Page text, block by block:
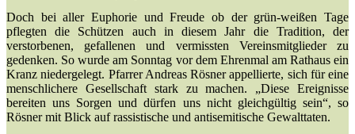
Doch bei aller Euphorie und Freude ob der grün-weißen Tage
pflegten die Schützen auch in diesem Jahr die Tradition, der
verstorbenen, gefallenen und vermissten Vereinsmitglieder zu
gedenken. So wurde am Sonntag vor dem Ehrenmal am Rathaus ein
Kranz niedergelegt. Pfarrer Andreas Rösner appellierte, sich für eine
menschlichere Gesellschaft stark zu machen. „Diese Ereignisse
bereiten uns Sorgen und dürfen uns nicht gleichgültig sein“, so
Rösner mit Blick auf rassistische und antisemitische Gewalttaten.